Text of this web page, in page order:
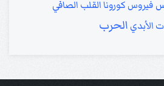
فيروس كوروناالقلب الصافي
الأبدي الحرب